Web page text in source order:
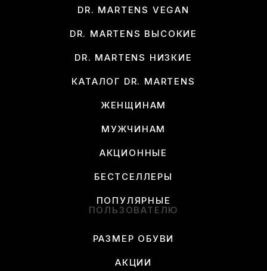
DR. MARTENS VEGAN
DR. MARTENS ВЫСОКИЕ
DR. MARTENS НИЗКИЕ
КАТАЛОГ DR. MARTENS
ЖЕНЩИНАМ
МУЖЧИНАМ
АКЦИОННЫЕ
БЕСТСЕЛЛЕРЫ
ПОПУЛЯРНЫЕ
ПОЛЬЗОВАТЕЛЮ
РАЗМЕР ОБУВИ
АКЦИИ